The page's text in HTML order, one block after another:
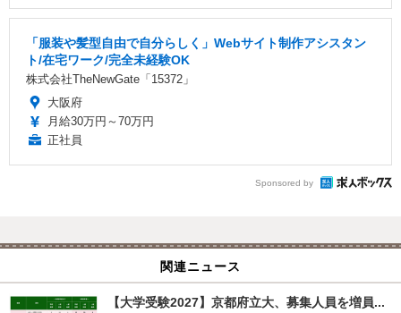
「服装や髪型自由で自分らしく」Webサイト制作アシスタン
ト/在宅ワーク/完全未経験OK
株式会社TheNewGate「15372」
大阪府
月給30万円～70万円
正社員
Sponsored by
関連ニュース
【大学受験2027】京都府立大、募集人員を増員...